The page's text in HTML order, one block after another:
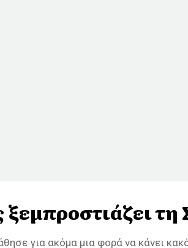
τη
για ακόμα μια φορά να κάνει